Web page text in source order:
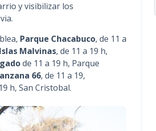
y visibilizar los
Parque Chacabuco, de 11 a
Malvinas, de 11 a 19 h,
de 11 a 19 h, Parque
66, de 11 a 19,
h, San Cristobal.